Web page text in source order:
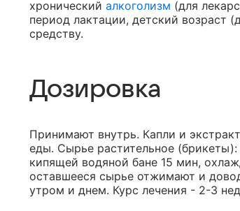
хронический алкоголизм (для
период лактации, детский возраст
средству.
Дозировка
Принимают внутрь. Капли и
еды. Сырье растительное
кипящей водяной бане 15 мин,
оставшееся сырье отжимают и
утром и днем. Курс лечения - 2-3